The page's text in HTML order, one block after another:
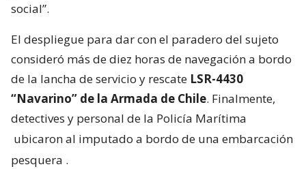
social”.
El despliegue para dar con el paradero del sujeto
consideró más de diez horas de navegación a bordo
de la lancha de servicio y rescate LSR-4430
“Navarino” de la Armada de Chile. Finalmente,
detectives y personal de la Policía Marítima
ubicaron al imputado a bordo de una embarcación
pesquera .